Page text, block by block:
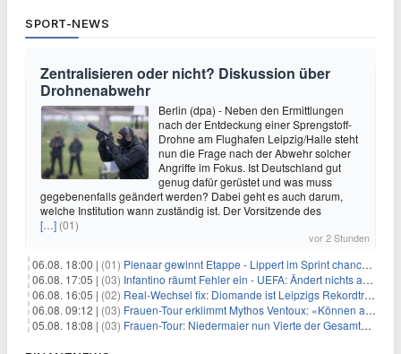
SPORT-NEWS
Zentralisieren oder nicht? Diskussion über
Drohnenabwehr
Berlin (dpa) - Neben den Ermittlungen
nach der Entdeckung einer Sprengstoff-
Drohne am Flughafen Leipzig/Halle steht
nun die Frage nach der Abwehr solcher
Angriffe im Fokus. Ist Deutschland gut
genug dafür gerüstet und was muss
gegebenenfalls geändert werden? Dabei geht es auch darum,
welche Institution wann zuständig ist. Der Vorsitzende des
[…] (01)
vor 2 Stunden
06.08. 18:00 | (01) Pienaar gewinnt Etappe - Lippert im Sprint chancenlos
06.08. 17:05 | (03) Infantino räumt Fehler ein - UEFA: Ändert nichts an Boykott
06.08. 16:05 | (02) Real-Wechsel fix: Diomande ist Leipzigs Rekordtransfer
06.08. 09:12 | (03) Frauen-Tour erklimmt Mythos Ventoux: «Können alles schaffen»
05.08. 18:08 | (03) Frauen-Tour: Niedermaier nun Vierte der Gesamtwertung